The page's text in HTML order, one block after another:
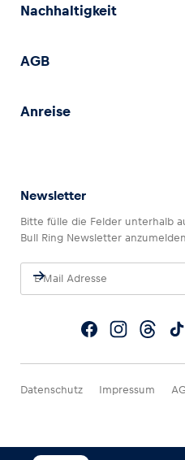
Nachhaltigkeit
AGB
Anreise
Newsletter
Bitte fülle die Felder unterhalb
Bull Ring Newsletter
Datenschutz Impressum